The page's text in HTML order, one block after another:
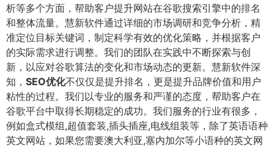
析等多个方面，帮助客户提升网站在谷歌搜索引擎中的排名
和整体流量。慧新软件通过详细的市场调研和竞争分析，精
准定位目标关键词，制定科学有效的优化策略，并根据客户
的实际需求进行调整。我们的团队在实践中不断探索与创
新，以应对谷歌算法的变化和市场动态的更新。慧新软件深
知， SEO优化不仅仅是提升排名，更是提升品牌价值和用户
粘性的过程。我们以专业的服务和严谨的态度，帮助客户在
谷歌平台中取得长期稳定的成功。我们服务的行业有很多，
例如盒式模组,超值套装,插头插座,电线组装等，除了英语语种
英文网站，如果您需要澳大利亚,塞内加尔等小语种的英文网